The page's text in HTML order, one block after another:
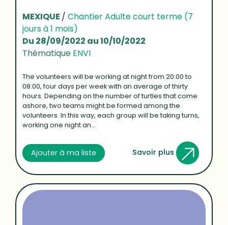
MEXIQUE / Chantier Adulte court terme (7
jours à 1 mois)
Du 28/09/2022 au 10/10/2022
Thématique ENVI
The volunteers will be working at night from 20:00 to
08:00, four days per week with an average of thirty
hours. Depending on the number of turtles that come
ashore, two teams might be formed among the
volunteers. In this way, each group will be taking turns,
working one night an...
Ajouter à ma liste Savoir plus